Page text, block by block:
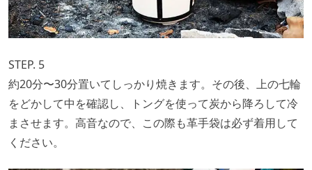
STEP. 5
約20分〜30分置いてしっかり焼きます。その後、上の七輪
をどかして中を確認し、トングを使って炭から降ろして冷
まさせます。高音なので、この際も革手袋は必ず着用して
ください。